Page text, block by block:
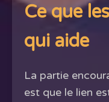
Ce que
qui aide
La partie
est que le lien